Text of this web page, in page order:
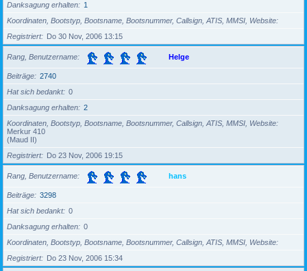
Danksagung erhalten
1
Koordinaten, Bootstyp, Bootsname, Bootsnummer, Callsign, ATIS, MMSI, Website
Registriert
Do 30 Nov, 2006 13:15
Rang, Benutzername Helge
Beiträge
2740
Hat sich bedankt
0
Danksagung erhalten
2
Koordinaten, Bootstyp, Bootsname, Bootsnummer, Callsign, ATIS, MMSI, Website
Merkur 410
(Maud II)
Registriert
Do 23 Nov, 2006 19:15
Rang, Benutzername hans
Beiträge
3298
Hat sich bedankt
0
Danksagung erhalten
0
Koordinaten, Bootstyp, Bootsname, Bootsnummer, Callsign, ATIS, MMSI, Website
Registriert
Do 23 Nov, 2006 15:34